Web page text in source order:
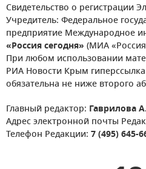
Свидетельство о регистрации
Учредитель: Федеральное
предприятие Международное
«Россия сегодня» (МИА «Россия
При любом использовании
РИА Новости Крым
обязательна не ниже второго
Главный редактор: Гаврилова
Адрес электронной почты
Телефон Редакции: 7 (495) 645-